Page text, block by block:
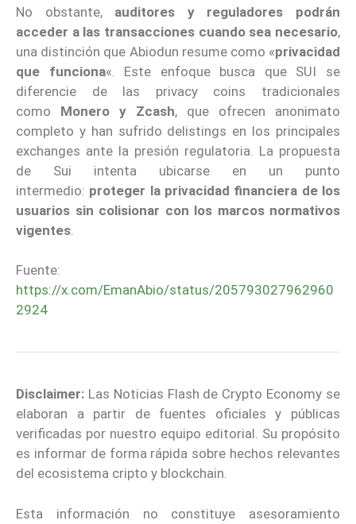
No obstante, auditores y reguladores podrán
acceder a las transacciones cuando sea necesario,
una distinción que Abiodun resume como «privacidad
que funciona«. Este enfoque busca que SUI se
diferencie de las privacy coins tradicionales
como Monero y Zcash, que ofrecen anonimato
completo y han sufrido delistings en los principales
exchanges ante la presión regulatoria. La propuesta
de Sui intenta ubicarse en un punto
intermedio: proteger la privacidad financiera de los
usuarios sin colisionar con los marcos normativos
vigentes
Fuente:
https://x.com/EmanAbio/status/205793027962960
2924
Disclaimer: Las Noticias Flash de Crypto Economy se
elaboran a partir de fuentes oficiales y públicas
verificadas por nuestro equipo editorial. Su propósito
es informar de forma rápida sobre hechos relevantes
del ecosistema cripto y blockchain.
Esta información no constituye asesoramiento